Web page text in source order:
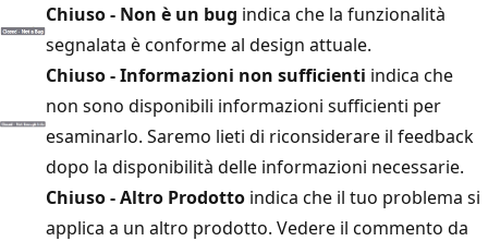
Chiuso - Non è un bug indica che la funzionalità
segnalata è conforme al design attuale.
Chiuso - Informazioni non sufficienti indica che
non sono disponibili informazioni sufficienti per
esaminarlo. Saremo lieti di riconsiderare il feedback
dopo la disponibilità delle informazioni necessarie.
Chiuso - Altro Prodotto indica che il tuo problema si
applica a un altro prodotto. Vedere il commento da